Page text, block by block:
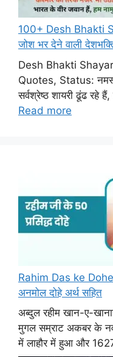
100+ Desh Bhakti
जोश भर देने वाली
Desh Bhakti
Quotes, Status:
सर्वश्रेष्ठ शायरी ढूंढ रहे
Read more
Rahim Das ke
अनमोल दोहे अर्थ सहित
अब्दुल रहीम खान-ए-
मुगल सम्राट अकबर के
में लाहौर में हुआ और